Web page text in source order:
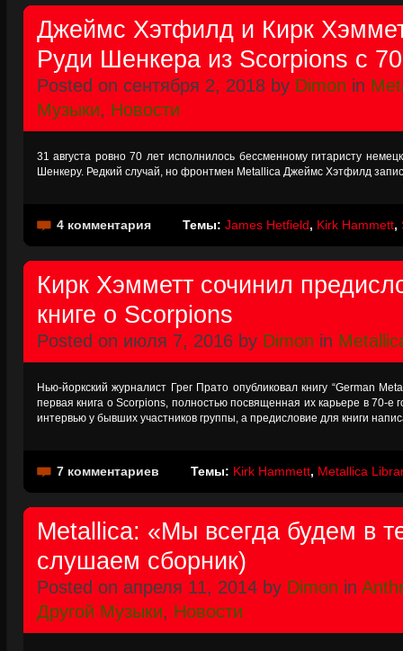
Джеймс Хэтфилд и Кирк
Руди Шенкера из Scorpions с
Posted on сентября 2, 2018 by Dimon in
Музыки, Новости
31 августа ровно 70 лет исполнилось бессменному гитаристу
Шенкеру. Редкий случай, но фронтмен Metallica Джеймс Хэтфилд
4 комментария Темы: James Hetfield, Kirk Hammett,
Кирк Хэмметт сочинил
книге о Scorpions
Posted on июля 7, 2016 by Dimon in
Нью-йоркский журналист Грег Прато опубликовал книгу “German
первая книга о Scorpions, полностью посвященная их карьере в 70-е
интервью у бывших участников группы, а предисловие для книги
7 комментариев Темы: Kirk Hammett, Metallica
Metallica: «Мы всегда будем в
слушаем сборник)
Posted on апреля 11, 2014 by Dimon in
Другой Музыки, Новости